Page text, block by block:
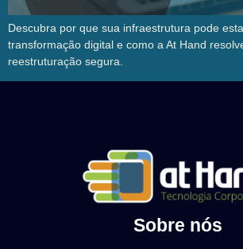
Descubra por que sua infraestrutura pode
transformação digital e como a At Hand
reestruturação segura.
Sobre nós